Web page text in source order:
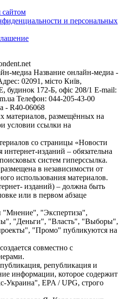
сайтом
и персональных
медиа Название онлайн-медиа -
02091, місто Київ,
172-Б, офіс 208/1 E-mail:
Телефон: 044-205-43-00
- R40-06068
материалов, размещённых на
условии ссылки на
со страницы «Новости
изданий – обязательна
систем гиперссылка.
в независимости от
использования материалов.
изданий) – должна быть
или в первом абзаце
"Мнение", "Экспертиза",
"Деньги", "Власть", "Выборы",
"Промо" публикуются на
совместно с
републикация и
информации, которое содержит
Украина", EPA / UPG, строго